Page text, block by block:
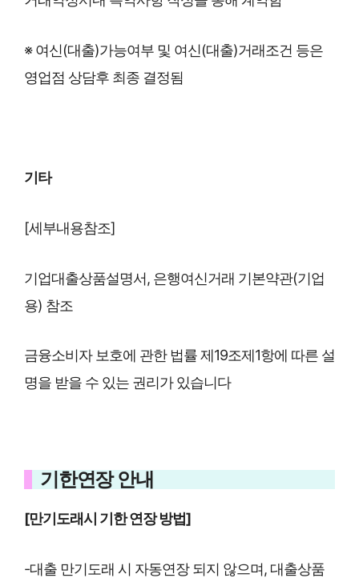
※ 여신(대출)가능여부 및 여신(대출)거래조건 등은
영업점 상담후 최종 결정됨
기타
[세부내용참조]
기업대출상품설명서, 은행여신거래 기본약관(기업
용) 참조
금융소비자 보호에 관한 법률 제19조제1항에 따른 설
명을 받을 수 있는 권리가 있습니다
기한연장 안내
[만기도래시 기한 연장 방법]
-대출 만기도래 시 자동연장 되지 않으며, 대출상품